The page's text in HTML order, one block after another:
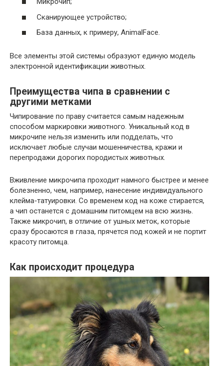
Сканирующее устройство;
База данных, к примеру, AnimalFace.
Все элементы этой системы образуют единую модель
электронной идентификации животных.
Преимущества чипа в сравнении с
другими метками
Чипирование по праву считается самым надежным
способом маркировки животного. Уникальный код в
микрочипе нельзя изменить или подделать, что
исключает любые случаи мошенничества, кражи и
перепродажи дорогих породистых животных.
Вживление микрочипа проходит намного быстрее и менее
болезненно, чем, например, нанесение индивидуального
клейма-татуировки. Со временем код на коже стирается,
а чип останется с домашним питомцем на всю жизнь.
Также микрочип, в отличие от ушных меток, которые
сразу бросаются в глаза, прячется под кожей и не портит
красоту питомца.
Как происходит процедура